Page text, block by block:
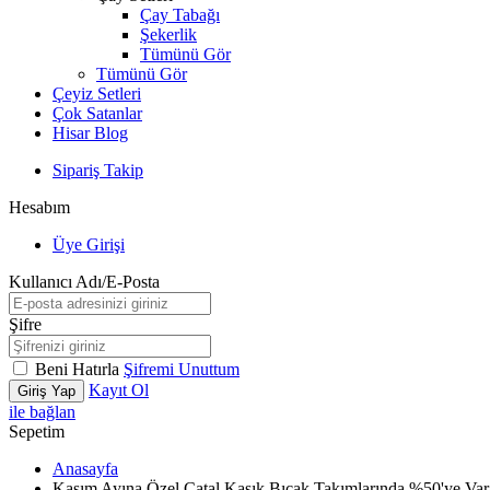
Çay Tabağı
Şekerlik
Tümünü Gör
Tümünü Gör
Çeyiz Setleri
Çok Satanlar
Hisar Blog
Sipariş Takip
Hesabım
Üye Girişi
Kullanıcı Adı/E-Posta
Şifre
Beni Hatırla Şifremi Unuttum
Giriş Yap
Kayıt Ol
ile bağlan
Sepetim
Anasayfa